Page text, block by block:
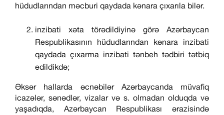
hüdudlarından məcburi qaydada kənara çıxarıla bilər.
inzibati xəta törədildiyinə görə Azərbaycan
Respublikasının hüdudlarından kənara inzibati
qaydada çıxarma inzibati tənbeh tədbiri tətbiq
edildikdə;
Əksər hallarda əcnəbilər Azərbaycanda müvafiq
icazələr, sənədlər, vizalar və s. olmadan olduqda və
yaşadıqda, Azərbaycan Respublikası ərazisində